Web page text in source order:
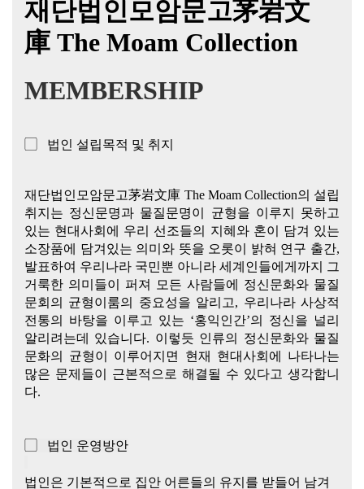
재단법인모암문고茅岩文
庫 The Moam Collection
MEMBERSHIP
▢ 법인 설립목적 및 취지
재단법인모암문고茅岩文庫 The Moam Collection의 설립
취지는 정신문명과 물질문명이 균형을 이루지 못하고
있는 현대사회에 우리 선조들의 지혜와 혼이 담겨 있는
소장품에 담겨있는 의미와 뜻을 오롯이 밝혀 연구 출간,
발표하여 우리나라 국민뿐 아니라 세계인들에게까지 그
거룩한 의미들이 퍼져 모든 사람들에 정신문화와 물질
문회의 균형이룸의 중요성을 알리고, 우리나라 사상적
전통의 바탕을 이루고 있는 ‘홍익인간’의 정신을 널리
알리려는데 있습니다. 이렇듯 인류의 정신문화와 물질
문화의 균형이 이루어지면 현재 현대사회에 나타나는
많은 문제들이 근본적으로 해결될 수 있다고 생각합니
다.
▢ 법인 운영방안
법인은 기본적으로 집안 어른들의 유지를 받들어 남겨